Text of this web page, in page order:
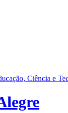
Ciência e